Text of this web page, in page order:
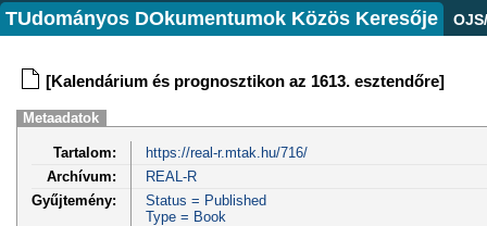
TUdományos DOkumentumok Közös Keresője
[Kalendárium és prognosztikon az 1613. esztendőre]
Metaadatok
Tartalom:
https://real-r.mtak.hu/716/
Archívum:
REAL-R
Gyűjtemény:
Status = Published
Type = Book